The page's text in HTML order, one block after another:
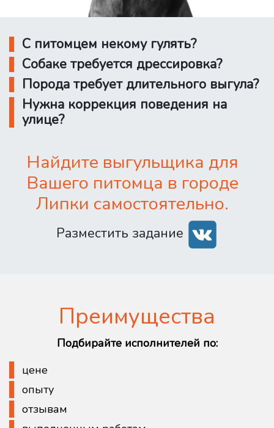
С питомцем некому гулять?
Собаке требуется дрессировка?
Порода требует длительного выгула?
Нужна коррекция поведения на
улице?
Найдите выгульщика для
Вашего питомца в городе
Липки самостоятельно.
Разместить задание
Преимущества
Подбирайте исполнителей по:
цене
опыту
отзывам